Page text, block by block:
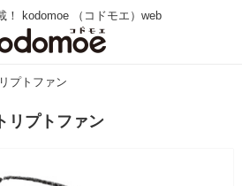
！ kodomoe （コドモエ）web
プトファン
リプトファン